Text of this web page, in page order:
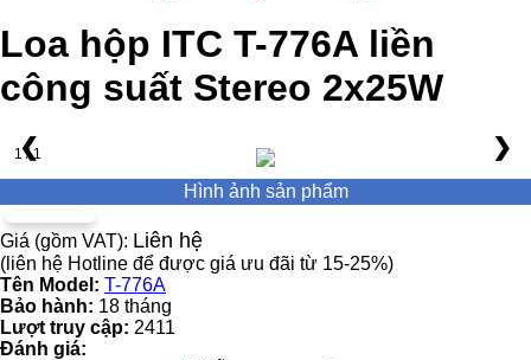
Loa hộp ITC T-776A liền
công suất Stereo 2x25W
1 / 1
❮ ❯
Hình ảnh sản phẩm
Giá (gồm VAT): Liên hệ
(liên hệ Hotline để được giá ưu đãi từ 15-25%)
Tên Model: T-776A
Bảo hành: 18 tháng
Lượt truy cập: 2411
Đánh giá: